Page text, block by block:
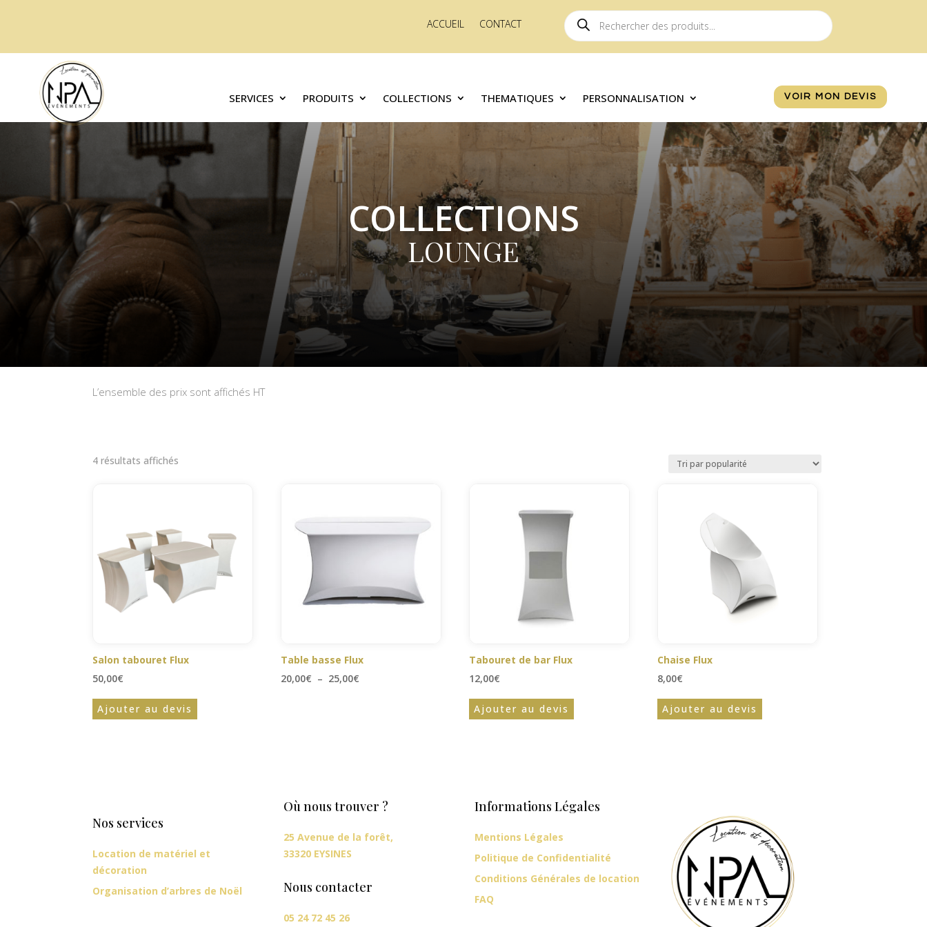
ACCUEIL CONTACT
Recherche
de
produits
SERVICES PRODUITS COLLECTIONS THEMATIQUES PERSONNALISATION VOIR MON DEVIS
COLLECTIONS
LOUNGE
L’ensemble des prix sont affichés HT
4 résultats affichés
Salon tabouret Flux
50,00€
Ajouter au devis
Table basse Flux
20,00€ – 25,00€
Tabouret de bar Flux
12,00€
Ajouter au devis
Chaise Flux
8,00€
Ajouter au devis
Nos services
Location de matériel et
décoration
Organisation d’arbres de Noël
Où nous trouver ?
25 Avenue de la forêt,
33320 EYSINES
Nous contacter
05 24 72 45 26
Informations Légales
Mentions Légales
Politique de Confidentialité
Conditions Générales de location
FAQ